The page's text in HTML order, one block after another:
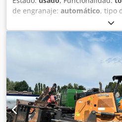
de engranaje: automático, tipo
,
primer registro:10/1977, Año
Equipamiento:hidráulica,
Csdpfxjt S Idro Aidjrf